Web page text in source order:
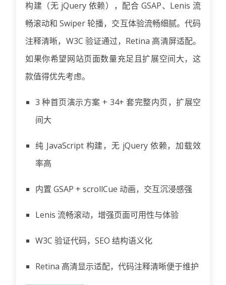
构建（无 jQuery 依赖），配合 GSAP、Lenis 流
畅滚动和 Swiper 轮播，交互体验流畅细腻。代码
注释清晰，W3C 验证通过，Retina 高清屏适配。
如果你希望网站页面数量充足且扩展空间大，这
款值得优先考虑。
3 种首页演示方案 + 34+ 套完整内页，扩展空
间大
纯 JavaScript 构建，无 jQuery 依赖，加载效
率高
内置 GSAP + scrollCue 动画，交互沉浸感强
Lenis 流畅滚动，增强页面可用性与体验
W3C 验证代码，SEO 结构语义化
Retina 高清显示适配，代码注释清晰便于维护